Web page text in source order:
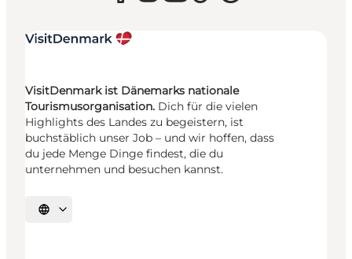
VisitDenmark ist Dänemarks nationale
Tourismusorganisation. Dich für die vielen
Highlights des Landes zu begeistern, ist
buchstäblich unser Job – und wir hoffen, dass
du jede Menge Dinge findest, die du
unternehmen und besuchen kannst.
Sprache auswählen